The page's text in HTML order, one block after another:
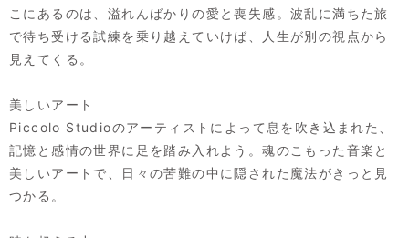
こにあるのは、溢れんばかりの愛と喪失感。波乱に満ちた旅
で待ち受ける試練を乗り越えていけば、人生が別の視点から
見えてくる。
美しいアート
Piccolo Studioのアーティストによって息を吹き込まれた、
記憶と感情の世界に足を踏み入れよう。魂のこもった音楽と
美しいアートで、日々の苦難の中に隠された魔法がきっと見
つかる。